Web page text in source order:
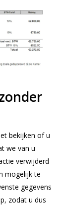
bekijken of u
we van u
verwijderd
mogelijk te
gegevens
zodat u dus